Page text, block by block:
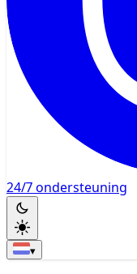
24/7 ondersteuning
▾